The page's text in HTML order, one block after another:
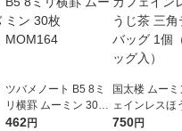
ツバメノート B5 8ミ
リ横罫 ムーミン 30枚
MOM164
462円
国太楼 ムー
ェインレスほ
三角ティーバ
750円